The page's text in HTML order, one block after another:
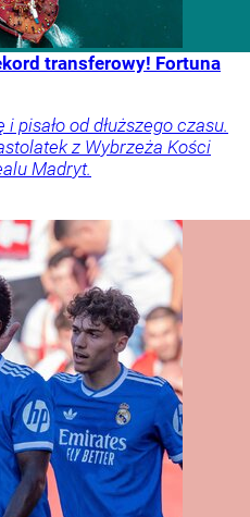
transferowy! Fortuna
pisało od dłuższego czasu.
z Wybrzeża Kości
Madryt.